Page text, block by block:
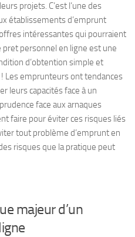
projets. C’est l’une des
établissements d’emprunt
intéressantes qui pourraient
pret personnel en ligne est une
d’obtention simple et
Les emprunteurs ont tendances
leurs capacités face à un
face aux arnaques
faire pour éviter ces risques liés
tout problème d’emprunt en
risques que la pratique peut
majeur d’un